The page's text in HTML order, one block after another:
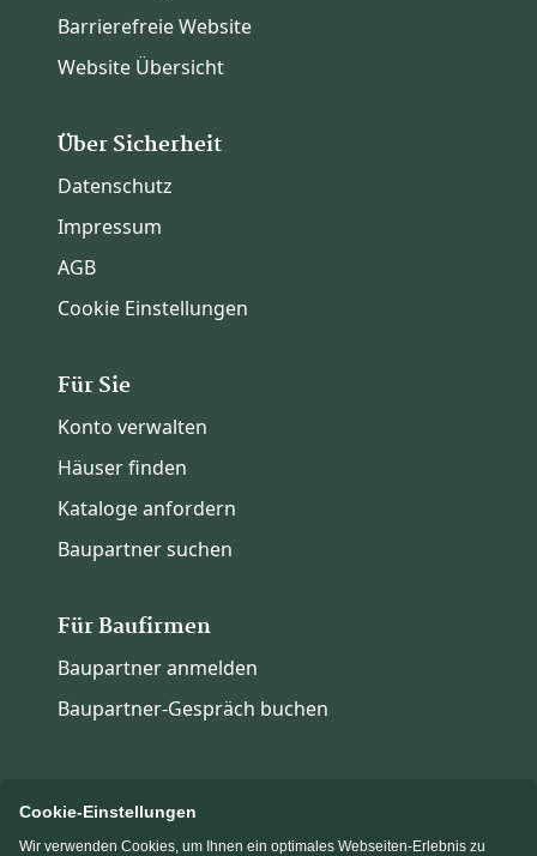
Barrierefreie Website
Website Übersicht
Über Sicherheit
Datenschutz
Impressum
AGB
Cookie Einstellungen
Für Sie
Konto verwalten
Häuser finden
Kataloge anfordern
Baupartner suchen
Für Baufirmen
Baupartner anmelden
Baupartner-Gespräch buchen
Cookie-Einstellungen
Wir verwenden Cookies, um Ihnen ein optimales Webseiten-Erlebnis zu